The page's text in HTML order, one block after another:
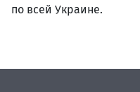
по всей Украине.